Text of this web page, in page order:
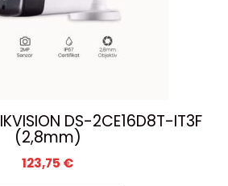
DS-2CE16D8T-IT3F
(2,8mm)
123,75 €